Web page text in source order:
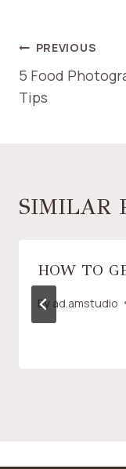
POST
PREVIOUS
5 Food
Tips
SIMILAR
HOW TO
By ad.amstudio